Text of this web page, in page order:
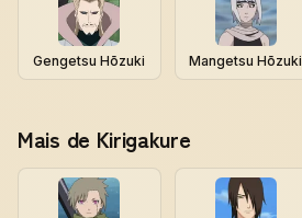
Gengetsu Hōzuki Mangetsu Hōzuki
Mais de Kirigakure